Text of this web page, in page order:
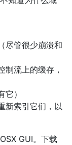
尽管很少崩溃和
制流上的缓存，
）
新索引它们，以
GUI。下载